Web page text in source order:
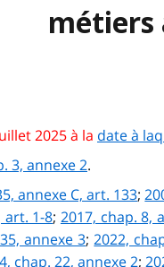
métiers
2025 à la date à
3, annexe 2.
annexe C, art. 133;
art. 1-8; 2017, chap. 8,
annexe 3;2022,
chap. 22, annexe 2;